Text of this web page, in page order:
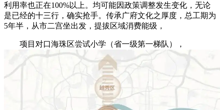
利用率也正在100%以上。均可能因政策调整发生变化，无论
是已经的十三行，确实抢手。传承广府文化之厚度，总工期为
5年半，从市二宫坐出发，提拔区域消费能级，
项目对口海珠区尝试小学（省一级第一梯队），